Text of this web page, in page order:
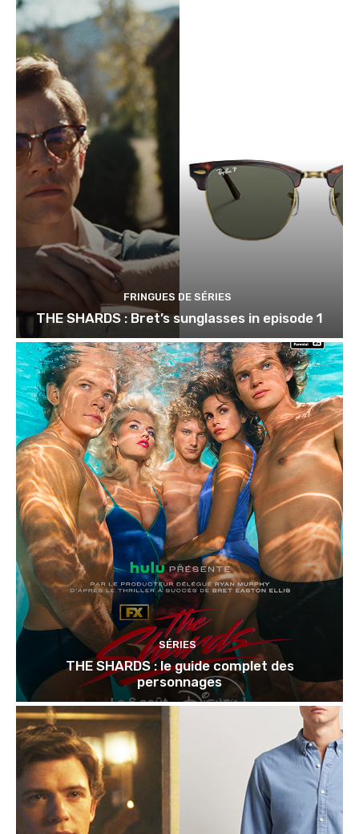
FRINGUES DE SÉRIES
THE SHARDS : Bret’s sunglasses in episode 1
SÉRIES
THE SHARDS : le guide complet des
personnages